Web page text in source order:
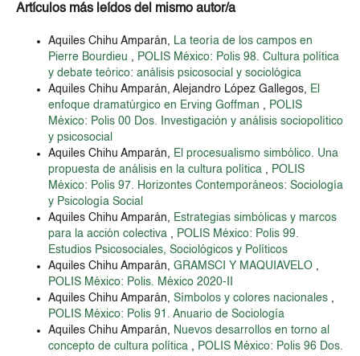
Artículos más leídos del mismo autor/a
Aquiles Chihu Amparán, La teoría de los campos en
Pierre Bourdieu , POLIS México: Polis 98. Cultura política
y debate teórico: análisis psicosocial y sociológica
Aquiles Chihu Amparán, Alejandro López Gallegos, El
enfoque dramatúrgico en Erving Goffman , POLIS
México: Polis 00 Dos. Investigación y análisis sociopolítico
y psicosocial
Aquiles Chihu Amparán, El procesualismo simbólico. Una
propuesta de análisis en la cultura política , POLIS
México: Polis 97. Horizontes Contemporáneos: Sociología
y Psicología Social
Aquiles Chihu Amparán, Estrategias simbólicas y marcos
para la acción colectiva , POLIS México: Polis 99.
Estudios Psicosociales, Sociológicos y Políticos
Aquiles Chihu Amparán, GRAMSCI Y MAQUIAVELO ,
POLIS México: Polis. México 2020-II
Aquiles Chihu Amparán, Símbolos y colores nacionales ,
POLIS México: Polis 91. Anuario de Sociología
Aquiles Chihu Amparán, Nuevos desarrollos en torno al
concepto de cultura política , POLIS México: Polis 96 Dos.